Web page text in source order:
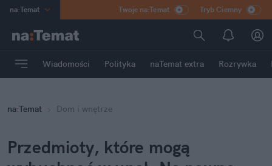
na:Temat
Poland
mama
Rozrywka
Twoje na:Temat Tryb Ciemny
Wiadomości Polityka naTemat extra Rozrywka
na:Temat Dom i wnętrze
Przedmioty, które mogą